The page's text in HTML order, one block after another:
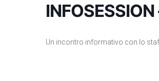
Un incontro informativo con lo